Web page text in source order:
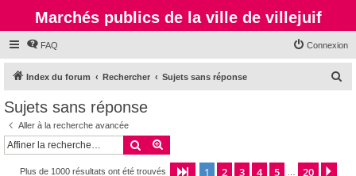
Marchés publics de la ville de villejuif
FAQ Connexion
Index du forum Rechercher Sujets sans réponse
Sujets sans réponse
Aller à la recherche avancée
Rechercher
Plus de 1000 résultats ont été trouvés Page 1sur20
1 2 3 4 5 20